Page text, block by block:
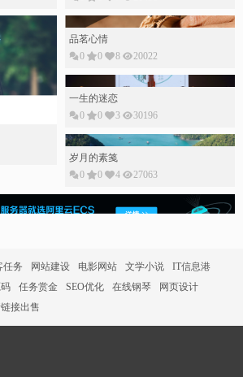
品茗心情
0
0 8 20022
一生的迷恋
0
0 3 30196
岁月的素䇳
0
0 4 27063
任务 网站建设 电影网站 文学小说
IT信息港
任务赏金 SEO优化 在线钢琴
网页设计
接出售